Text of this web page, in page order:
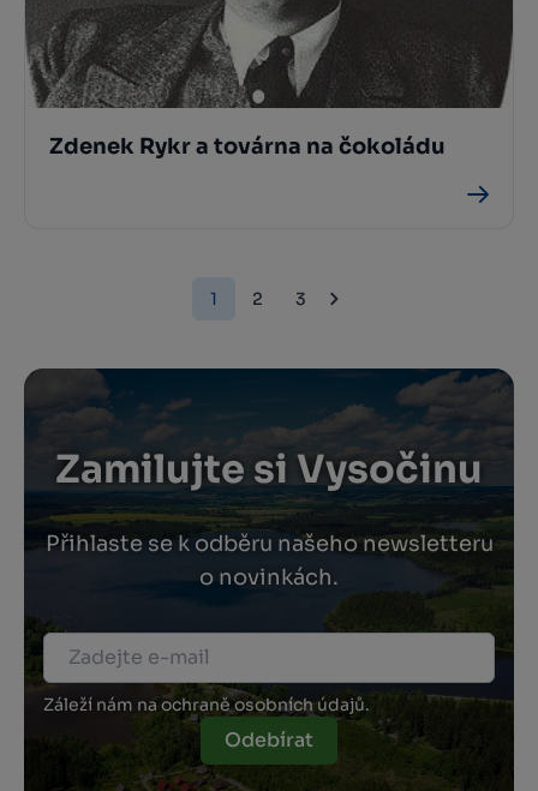
Zdenek Rykr a továrna na čokoládu
1 2 3
Zamilujte si Vysočinu
Přihlaste se k odběru našeho newsletteru
o novinkách.
Záleží nám na ochraně osobních údajů.
Odebírat